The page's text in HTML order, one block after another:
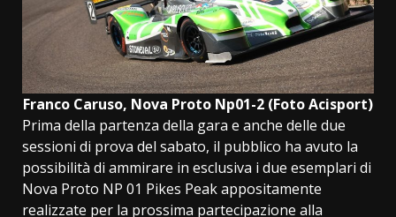
Franco Caruso, Nova Proto Np01-2 (Foto Acisport)
Prima della partenza della gara e anche delle due
sessioni di prova del sabato, il pubblico ha avuto la
possibilità di ammirare in esclusiva i due esemplari di
Nova Proto NP 01 Pikes Peak appositamente
realizzate per la prossima partecipazione alla